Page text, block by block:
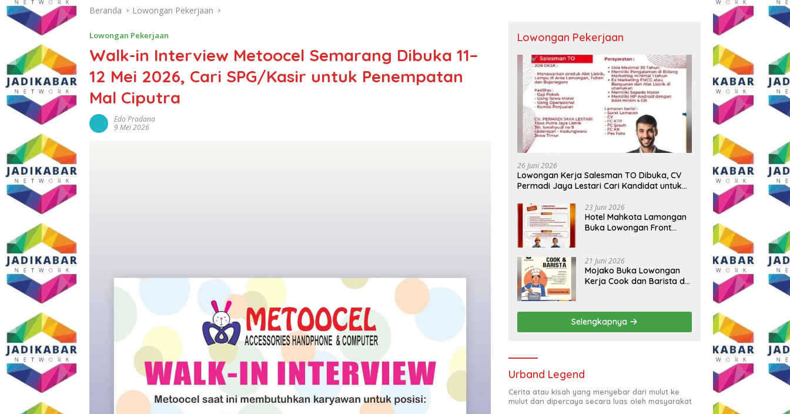
Beranda Lowongan Pekerjaan
Lowongan Pekerjaan
Walk-in Interview Metoocel Semarang Dibuka 11–
12 Mei 2026, Cari SPG/Kasir untuk Penempatan
Mal Ciputra
Edo Pradana
9 Mei 2026
Lowongan Pekerjaan
26 Juni 2026
Lowongan Kerja Salesman TO Dibuka, CV
Permadi Jaya Lestari Cari Kandidat untuk
23 Juni 2026
Hotel Mahkota Lamongan
Buka Lowongan Front
Syaratnya
21 Juni 2026
Mojako Buka Lowongan
Kerja Cook dan Barista di
Selengkapnya
Urband Legend
Cerita atau kisah yang menyebar dari mulut ke
mulut dan dipercaya secara luas oleh masyarakat